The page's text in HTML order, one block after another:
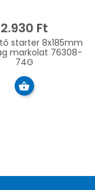
2.930 Ft
8x185mm
markolat 76308-
74G